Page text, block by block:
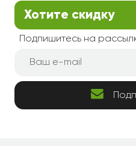
Хотите скидку
Подпишитесь на